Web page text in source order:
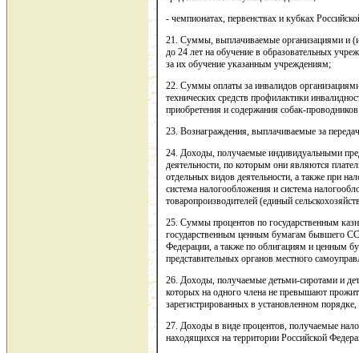
- чемпионатах, первенствах и кубках
21. Суммы, выплачиваемые организациями и
до 24 лет на обучение в образовательных
за их обучение указанным учреждениям;
22. Суммы оплаты за инвалидов
технических средств профилактики
приобретения и содержания собак-
23. Вознаграждения, выплачиваемые за
24. Доходы, получаемые индивидуальными
деятельности, по которым они являются
отдельных видов деятельности, а также при
система налогообложения и система
товаропроизводителей (единый
25. Суммы процентов по государственным
государственным ценным бумагам бывшего
Федерации, а также по облигациям и ценным
представительных органов местного
26. Доходы, получаемые детьми-сиротами и
которых на одного члена не превышают
зарегистрированных в установленном
27. Доходы в виде процентов, получаемые
находящихся на территории Российской